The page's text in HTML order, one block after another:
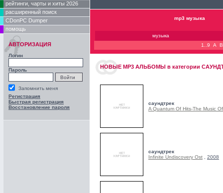
рейтинги, чарты и хиты 2026
расширенный поиск
CDonPC Dumper
помощь
АВТОРИЗАЦИЯ
Логин
Пароль
Запомнить меня
Регистрация
Быстрая регистрация
Восстановление пароля
mp3 музыка
музыка
1..9
A B
НОВЫЕ MP3 АЛЬБОМЫ в категории
саундтрек
A Quantum Of Hits-The Music
саундтрек
Infinite Undiscovery Ost
2008